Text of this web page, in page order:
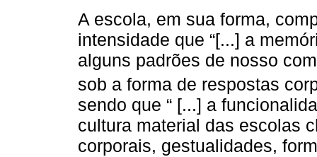
A escola, em sua forma,
intensidade que “[...] a
alguns padrões de nosso
sob a forma de respostas
sendo que “ [...] a
cultura material das escolas
corporais, gestualidades,